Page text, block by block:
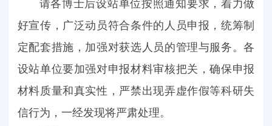
请各博士后设站单位按照通知要求，着力做
好宣传，广泛动员符合条件的人员申报，统筹制
定配套措施，加强对获选人员的管理与服务。各
设站单位要加强对申报材料审核把关，确保申报
材料质量和真实性，严禁出现弄虚作假等科研失
信行为，一经发现将严肃处理。